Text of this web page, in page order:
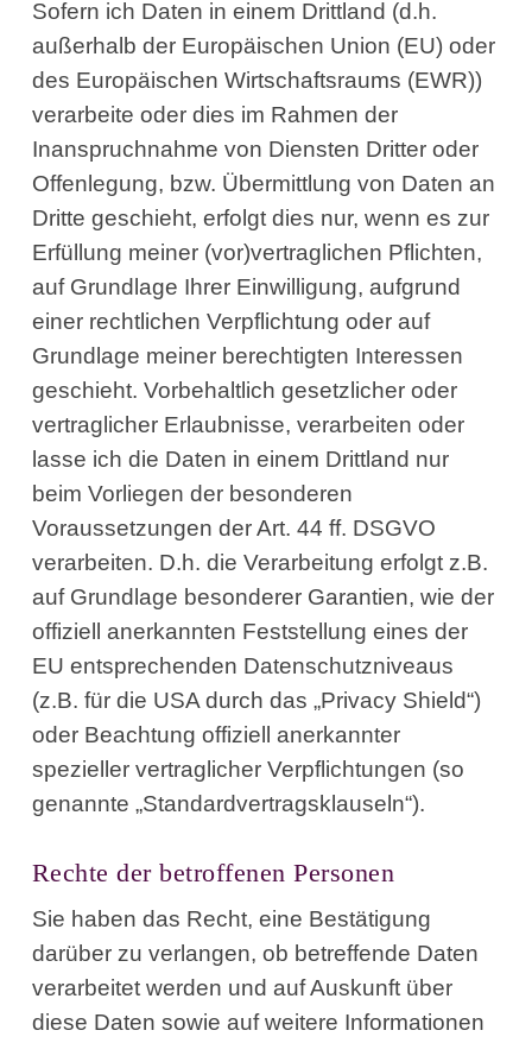
Sofern ich Daten in einem Drittland (d.h.
außerhalb der Europäischen Union (EU) oder
des Europäischen Wirtschaftsraums (EWR))
verarbeite oder dies im Rahmen der
Inanspruchnahme von Diensten Dritter oder
Offenlegung, bzw. Übermittlung von Daten an
Dritte geschieht, erfolgt dies nur, wenn es zur
Erfüllung meiner (vor)vertraglichen Pflichten,
auf Grundlage Ihrer Einwilligung, aufgrund
einer rechtlichen Verpflichtung oder auf
Grundlage meiner berechtigten Interessen
geschieht. Vorbehaltlich gesetzlicher oder
vertraglicher Erlaubnisse, verarbeiten oder
lasse ich die Daten in einem Drittland nur
beim Vorliegen der besonderen
Voraussetzungen der Art. 44 ff. DSGVO
verarbeiten. D.h. die Verarbeitung erfolgt z.B.
auf Grundlage besonderer Garantien, wie der
offiziell anerkannten Feststellung eines der
EU entsprechenden Datenschutzniveaus
(z.B. für die USA durch das „Privacy Shield“)
oder Beachtung offiziell anerkannter
spezieller vertraglicher Verpflichtungen (so
genannte „Standardvertragsklauseln“).
Rechte der betroffenen Personen
Sie haben das Recht, eine Bestätigung
darüber zu verlangen, ob betreffende Daten
verarbeitet werden und auf Auskunft über
diese Daten sowie auf weitere Informationen